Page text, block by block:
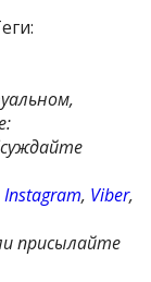
Instagram, Viber,
присылайте